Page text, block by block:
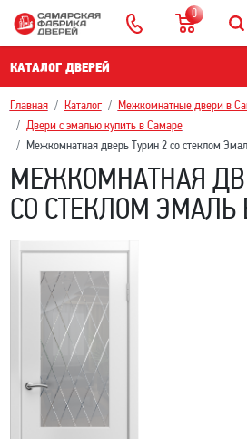
0
КАТАЛОГ ДВЕРЕЙ
Главная Каталог
Межкомнатные двери в
Двери с эмалью купить в Самаре
Межкомнатная дверь Турин 2 со стеклом
МЕЖКОМНАТНАЯ
СО СТЕКЛОМ ЭМАЛЬ